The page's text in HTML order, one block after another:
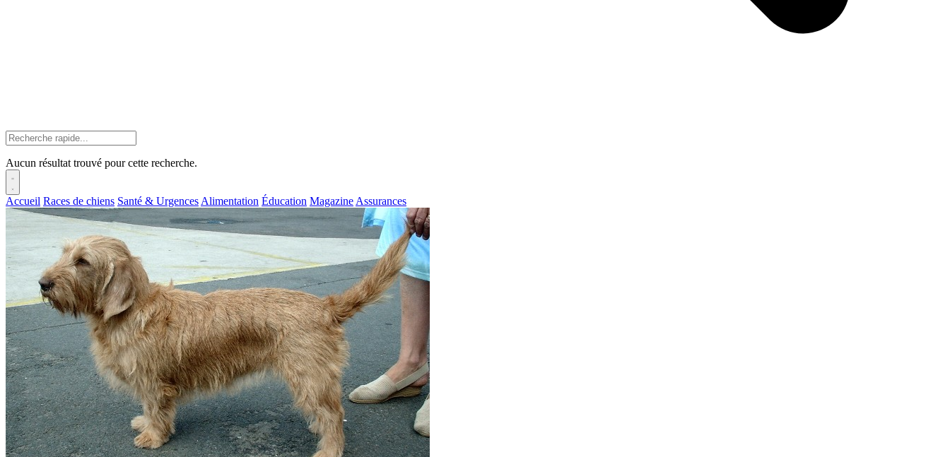
Aucun résultat trouvé pour cette recherche.
Accueil Races de chiens Santé & Urgences Alimentation Éducation Magazine Assurances